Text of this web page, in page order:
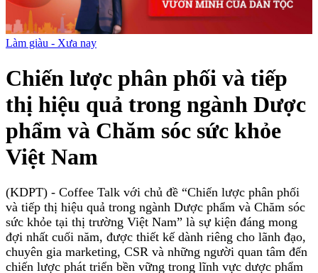
Làm giàu - Xưa nay
Chiến lược phân phối và tiếp
thị hiệu quả trong ngành Dược
phẩm và Chăm sóc sức khỏe
Việt Nam
(KDPT) - Coffee Talk với chủ đề “Chiến lược phân phối
và tiếp thị hiệu quả trong ngành Dược phẩm và Chăm sóc
sức khỏe tại thị trường Việt Nam” là sự kiện đáng mong
đợi nhất cuối năm, được thiết kế dành riêng cho lãnh đạo,
chuyên gia marketing, CSR và những người quan tâm đến
chiến lược phát triển bền vững trong lĩnh vực dược phẩm